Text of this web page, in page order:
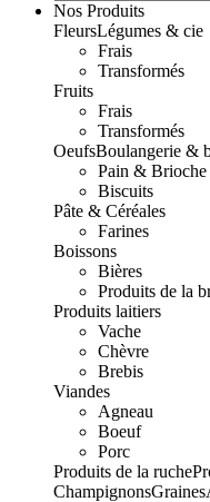
Nos Produits
FleursLégumes & cie
Frais
Transformés
Fruits
Frais
Transformés
OeufsBoulangerie &
Pain & Brioche
Biscuits
Pâte & Céréales
Farines
Boissons
Bières
Produits de la
Produits laitiers
Vache
Chèvre
Brebis
Viandes
Agneau
Boeuf
Porc
Produits de la ruche
ChampignonsGraines